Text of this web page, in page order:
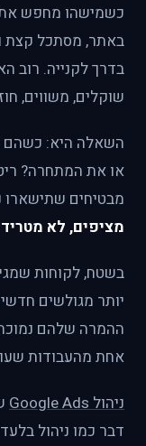
באתר, מסתכל קצת
בדרך לקנייה. רוב
שוקלים, משווים,
השאלה היא: כשהם
או את המתחרה?
מבטיחים שתישארו
מציפים, לא
בשטח, לקוחות
יותר מגולשים
ההמרה שלהם נמוכה
אחת מהעבודות
ניהול Google Ads
דבר כמו ניהול